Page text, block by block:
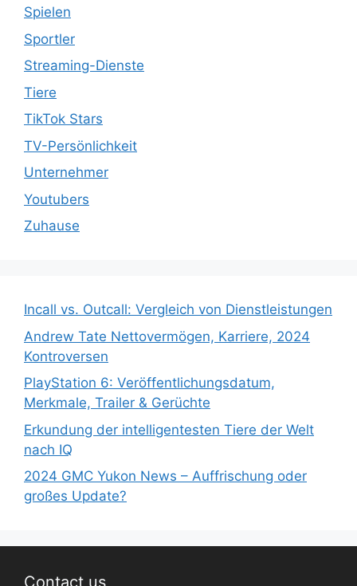
Spielen
Sportler
Streaming-Dienste
Tiere
TikTok Stars
TV-Persönlichkeit
Unternehmer
Youtubers
Zuhause
Incall vs. Outcall: Vergleich von Dienstleistungen
Andrew Tate Nettovermögen, Karriere, 2024
Kontroversen
PlayStation 6: Veröffentlichungsdatum,
Merkmale, Trailer & Gerüchte
Erkundung der intelligentesten Tiere der Welt
nach IQ
2024 GMC Yukon News – Auffrischung oder
großes Update?